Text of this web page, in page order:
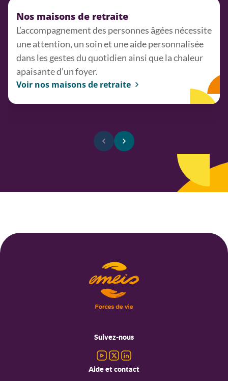
Nos maisons de retraite
L’accompagnement des personnes âgées nécessite
une attention, un soin et une aide personnalisée
dans les gestes du quotidien ainsi que la chaleur
apaisante d’un foyer.
Voir nos maisons de retraite
Suivez-nous
Aide et contact